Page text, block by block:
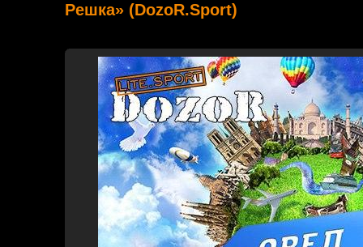
Решка» (DozoR.Sport)